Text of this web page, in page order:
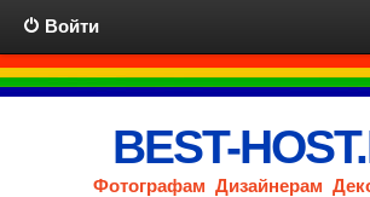
Войти
BEST-
Фотографам Дизайнерам